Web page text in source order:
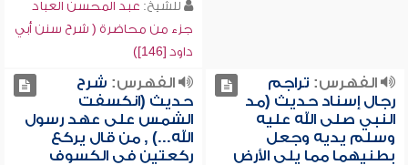
للشيخ: عبد المحسن العباد
جزء من محاضرة ( شرح سنن أبي
داود [146])
الفهرس: تراجم
رجال إسناد حديث (مد
النبي صلى الله عليه
وسلم يديه وجعل
بطنيهما مما يلي الأرض
الفهرس: شرح
حديث (انكسفت
الشمس على عهد رسول
الله...) , من قال يركع
ركعتين في الكسوف